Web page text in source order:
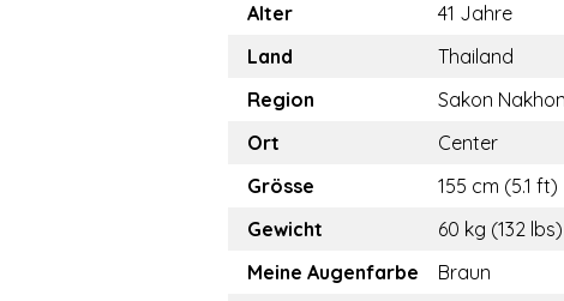
Alter
41 Jahre
Land
Thailand
Region
Sakon Nakhon
Ort
Center
Grösse
155 cm (5.1 ft)
Gewicht
60 kg (132 lbs)
Meine Augenfarbe
Braun